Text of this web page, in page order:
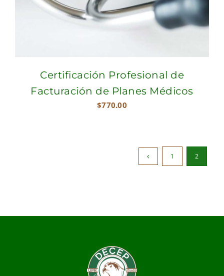
Certificación Profesional de
Facturación de Planes Médicos
$770.00
1 2